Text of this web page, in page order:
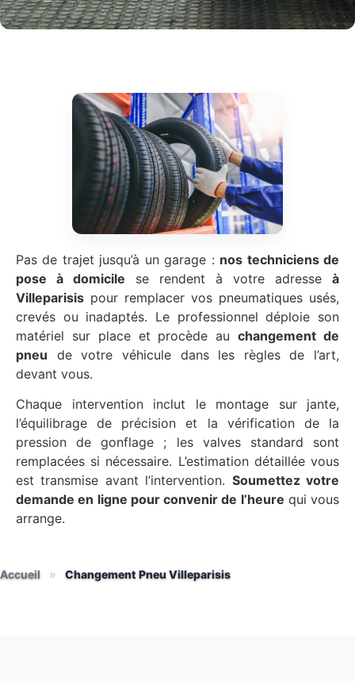
Pas de trajet jusqu’à un garage : nos techniciens de
pose à domicile se rendent à votre adresse à
Villeparisis pour remplacer vos pneumatiques usés,
crevés ou inadaptés. Le professionnel déploie son
matériel sur place et procède auchangement de
pneu de votre véhicule dans les règles de l’art,
devant vous.
Chaque intervention inclut le montage sur jante,
l’équilibrage de précision et la vérification de la
pression de gonflage ; les valves standard sont
remplacées si nécessaire. L’estimation détaillée vous
est transmise avant l’intervention. Soumettez votre
demande en ligne pour convenir de l’heure qui vous
arrange.
Accueil » Changement Pneu Villeparisis